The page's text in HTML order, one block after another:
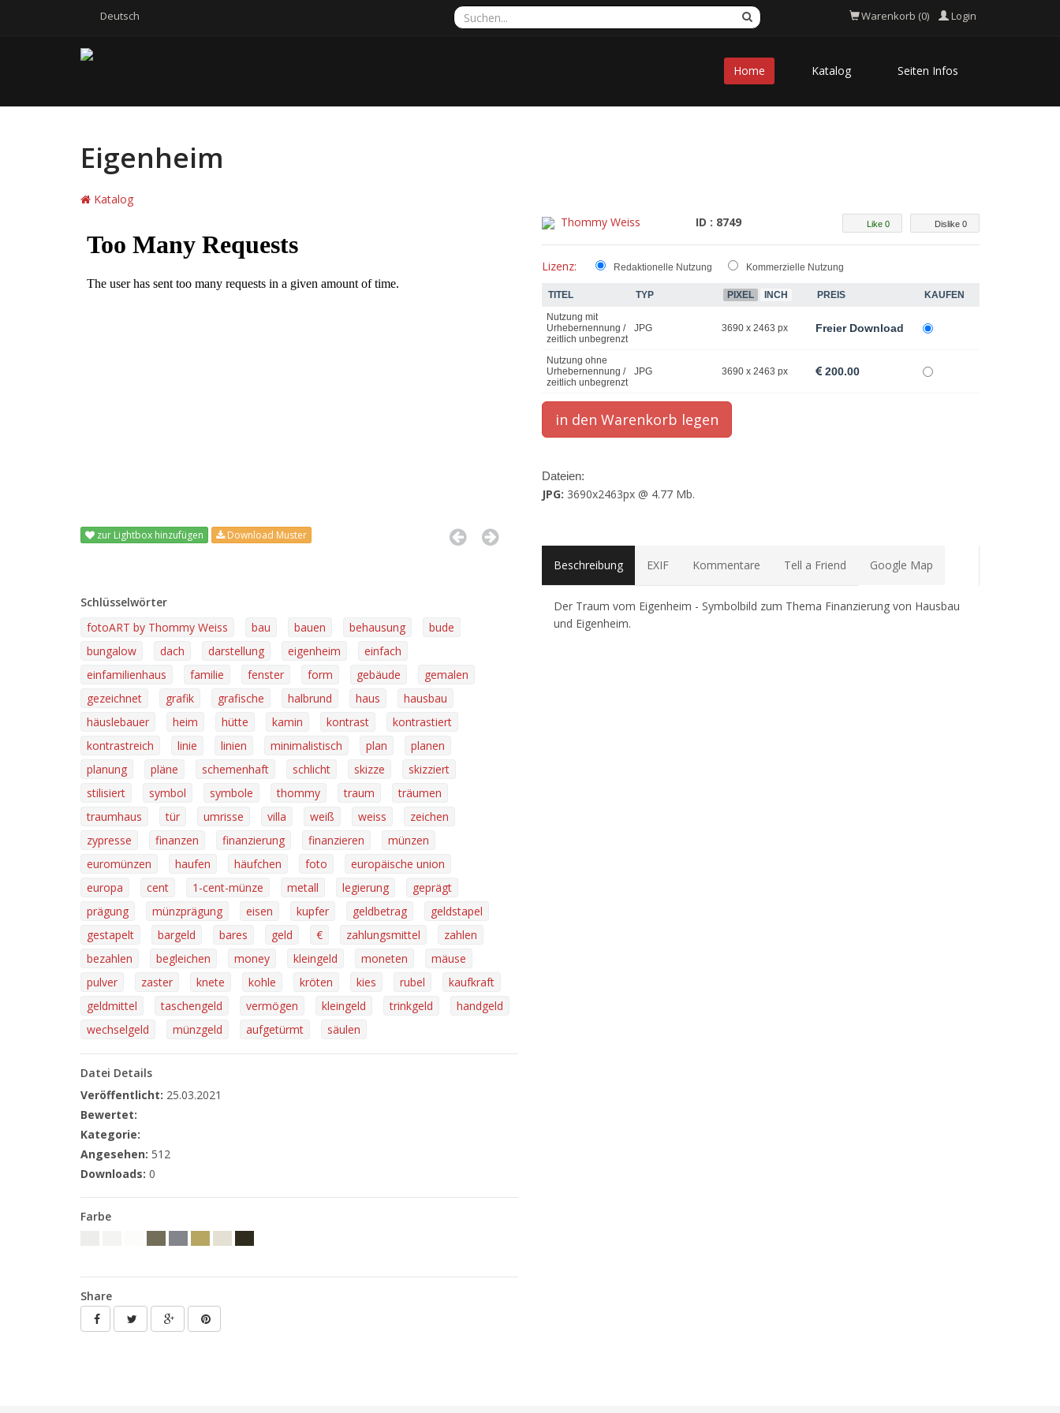
Deutsch Warenkorb (0) Login
Home Katalog Seiten Infos
Eigenheim
Katalog
zur Lightbox hinzufügen Download Muster
Schlüsselwörter
fotoART by Thommy Weiss
bau bauen behausung
bude
bungalow
dach darstellung eigenheim
einfach
einfamilienhaus
familie fenster form gebäude
gemalen
gezeichnet
grafik grafische halbrund haus
hausbau
häuslebauer
heim hütte kamin kontrast
kontrastiert
kontrastreich
linie linien minimalistisch plan
planen
planung
pläne schemenhaft schlicht skizze
skizziert
stilisiert
symbol symbole thommy traum
träumen
traumhaus
tür umrisse villa weiß weiss
zeichen
zypresse
finanzen finanzierung finanzieren
münzen
euromünzen
haufen häufchen foto
europäische union
europa
cent 1-cent-münze metall legierung
geprägt
prägung
münzprägung eisen kupfer geldbetrag
geldstapel
gestapelt
bargeld bares geld € zahlungsmittel
zahlen
bezahlen
begleichen money kleingeld moneten
mäuse
pulver
zaster knete kohle kröten kies rubel
kaufkraft
geldmittel
taschengeld vermögen kleingeld trinkgeld
handgeld
wechselgeld
münzgeld aufgetürmt säulen
Datei Details
Veröffentlicht: 25.03.2021
Bewertet:
Kategorie:
Angesehen: 512
Downloads: 0
Farbe
Share
Thommy Weiss ID : 8749 Dislike 0
Like 0
Lizenz: Redaktionelle Nutzung Kommerzielle Nutzung
TITEL TYP PIXEL INCH PREIS
KAUFEN
Nutzung mit
Urhebernennung /
zeitlich unbegrenzt
JPG 3690 x 2463 px Freier Download
Nutzung ohne
Urhebernennung /
zeitlich unbegrenzt
JPG 3690 x 2463 px 200.00
Dateien:
JPG: 3690x2463px @ 4.77 Mb.
Beschreibung EXIF Kommentare Tell a Friend Google Map
Der Traum vom Eigenheim - Symbolbild zum Thema Finanzierung von Hausbau
und Eigenheim.